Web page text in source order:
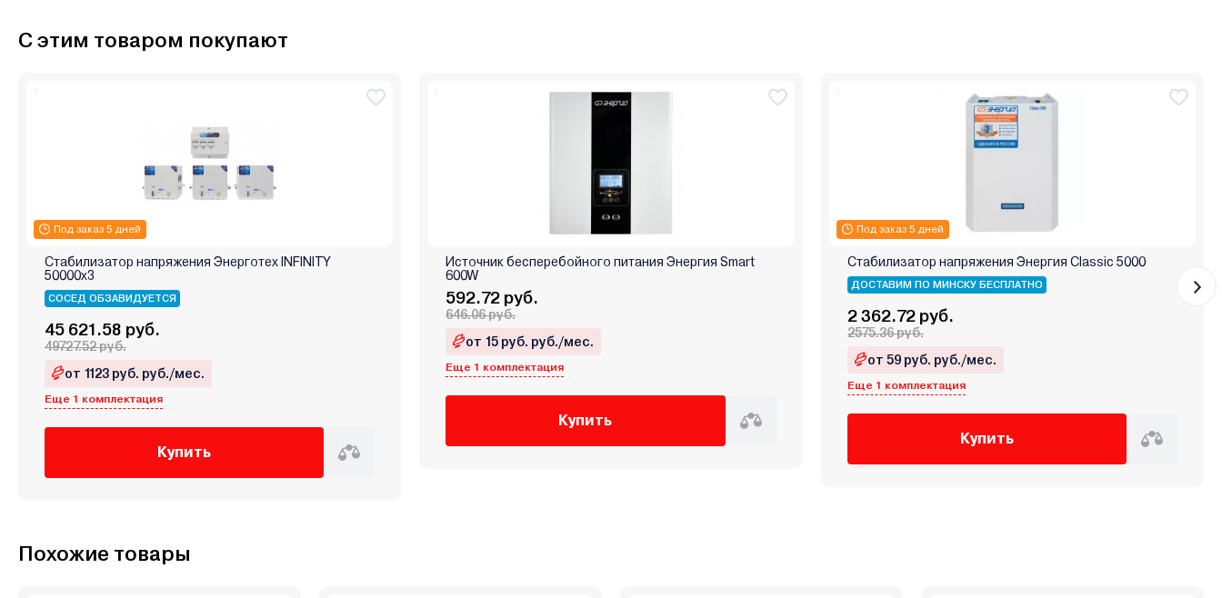
С этим товаром покупают
Под заказ 5 дней
Стабилизатор напряжения Энерготех INFINITY
50000х3
СОСЕД ОБЗАВИДУЕТСЯ
45 621.58 руб.
49727.52 руб.
от 1123 руб. руб./мес.
Еще 1 комплектация
Купить
Источник бесперебойного питания Энергия Smart
600W
592.72 руб.
646.06 руб.
от 15 руб. руб./мес.
Еще 1 комплектация
Купить
Под заказ 5 дней
Стабилизатор напряжения Энергия Classic 5000
ДОСТАВИМ ПО МИНСКУ БЕСПЛАТНО
2 362.72 руб.
2575.36 руб.
от 59 руб. руб./мес.
Еще 1 комплектация
Купить
Похожие товары